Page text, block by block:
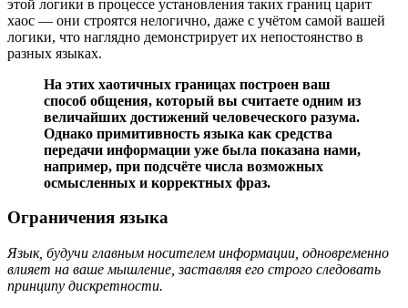
этой логики в процессе установления таких границ царит
хаос — они строятся нелогично, даже с учётом самой вашей
логики, что наглядно демонстрирует их непостоянство в
разных языках.
На этих хаотичных границах построен ваш
способ общения, который вы считаете одним из
величайших достижений человеческого разума.
Однако примитивность языка как средства
передачи информации уже была показана нами,
например, при подсчёте числа возможных
осмысленных и корректных фраз.
Ограничения языка
Язык, будучи главным носителем информации, одновременно
влияет на ваше мышление, заставляя его строго следовать
принципу дискретности.